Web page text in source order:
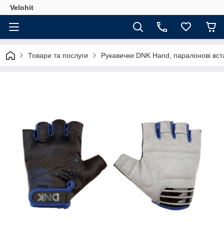
Velohit
Товари та послуги Рукавички DNK Hand, паралонові